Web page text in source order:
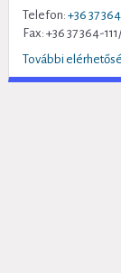
Telefon: +36 37
Fax: +36 37 364-
További